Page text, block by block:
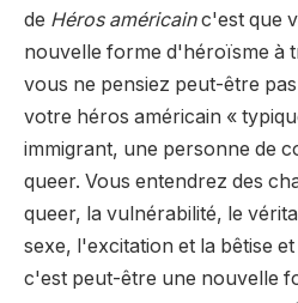
de Héros américainc'est que
nouvelle forme d'héroïsme à
vous ne pensiez peut-être
votre héros américain «
immigrant, une personne de
queer. Vous entendrez des
queer, la vulnérabilité, le
sexe, l'excitation et la bêtise
c'est peut-être une nouvelle